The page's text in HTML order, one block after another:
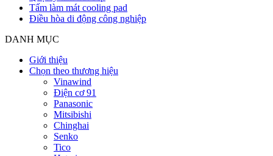
Tấm làm mát cooling pad
Điều hòa di động công nghiệp
DANH MỤC
Giới thiệu
Chọn theo thương hiệu
Vinawind
Điện cơ 91
Panasonic
Mitsibishi
Chinghai
Senko
Tico